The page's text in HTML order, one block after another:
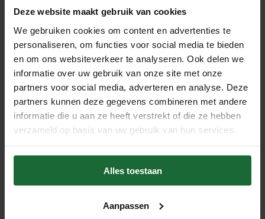
Deze website maakt gebruik van cookies
We gebruiken cookies om content en advertenties te
personaliseren, om functies voor social media te bieden
en om ons websiteverkeer te analyseren. Ook delen we
informatie over uw gebruik van onze site met onze
partners voor social media, adverteren en analyse. Deze
partners kunnen deze gegevens combineren met andere
informatie die u aan ze heeft verstrekt of die ze hebben
verzameld op basis van uw gebruik van hun services.
Alles toestaan
Aanpassen
Beschrijving
Deze kurk op rol van 3 mm dik is een duurzame en
natuurlijke ondervloer, perfect voor gebruik onder laminaat,
parket, PVC, vinyl en keramische tegels. Gemaakt van
100% natuurkurk, biedt deze onderlaag uitstekende
geluidsdempende en warmte-isolerende eigenschappen
en zorgt voor extra loopcomfort en een stabiele
vloerstructuur.
De kurk egaliseert kleine oneffenheden in de ondergrond
en vermindert contactgeluid. Dankzij de natuurlijke
elasticiteit vangt het spanningen op en verlengt het de